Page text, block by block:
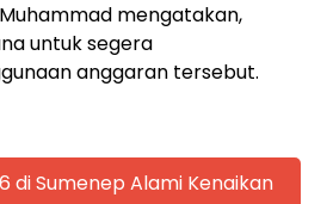
mengatakan,
untuk segera
anggaran tersebut.
di Sumenep Alami Kenaikan